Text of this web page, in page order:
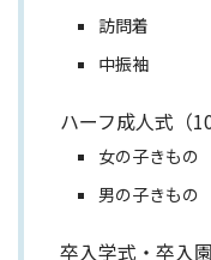
訪問着
中振袖
ハーフ成人式（
女の子きもの
男の子きもの
卒入学式・卒入